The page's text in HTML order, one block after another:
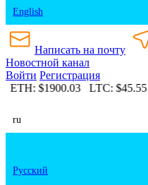
English
Написать на почту
Новостной канал
Войти Регистрация
ETH:$1900.03 LTC:$45.55
ru
Русский